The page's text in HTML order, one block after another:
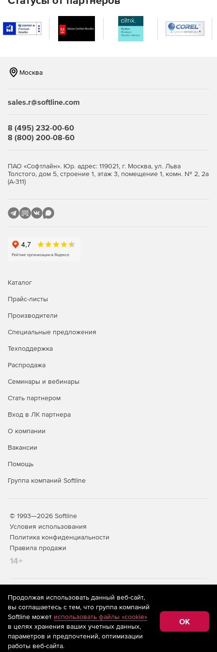
Поиск в карантине на уровне сервера и группы
улучшает и ускоряет поиск и анализ данных.
Оптимизация сканирования транспорта помогает
Технологические усовершенствования: встроенная
Москва
sales.r@softline.com
8 (495) 232-00-60
8 (800) 200-08-60
ПАО «Софтлайн». Юр. адрес: 119021, г. Москва, ул. Льва
Толстого, дом 5, строение 1, этаж 3, помещение 1, комн. № 2, 2а
(А-311)
Каталог
Прайс-листы
Производители
Специальные предложения
Техподдержка
Распродажа
Семинары и вебинары
Стать партнером
Вход в ЛК партнера
О компании
Вакансии
Помощь
Группа компаний Softline
© 1993—2026 Softline
Условия использования
Политика конфиденциальности
Правила продажи
14+
На информационном ресурсе store.softline.ru применяются
рекомендательные технологии
(информационные технологии
предоставления информации на основе сбора,
систематизации и анализа сведений, относящихся к
предпочтениям пользователей сети «Интернет»,
находящихся на территории Российской Федерации)
Продолжая использовать данный веб-сайт,
вы соглашаетесь с тем, что группа компаний
Softline может использовать файлы «cookie»
в целях хранения ваших учетных данных,
параметров и предпочтений, оптимизации
работы веб-сайта.
OK